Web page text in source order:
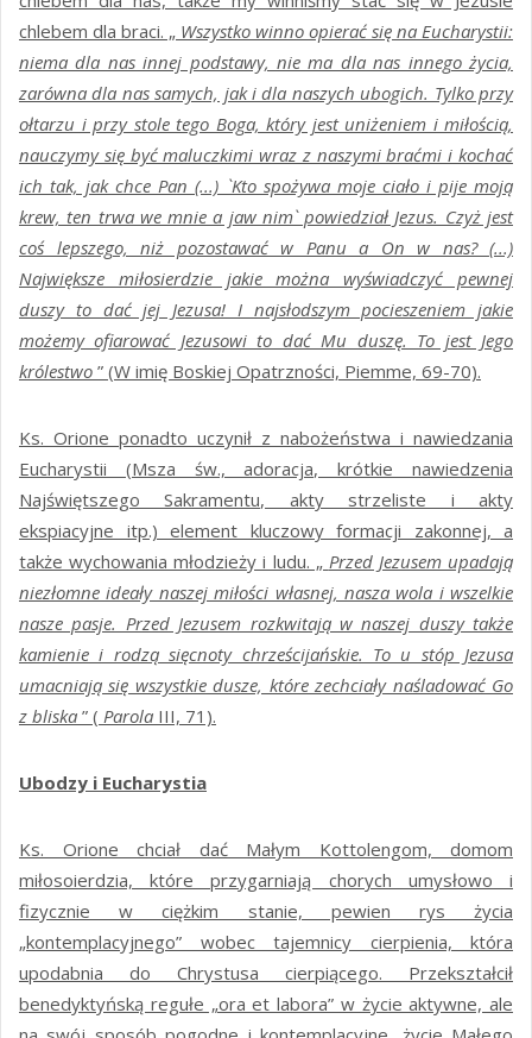
chlebem dla braci. „ Wszystko winno opierać się na Eucharystii:
niema dla nas innej podstawy, nie ma dla nas innego życia,
zarówna dla nas samych, jak i dla naszych ubogich. Tylko przy
ołtarzu i przy stole tego Boga, który jest uniżeniem i miłością,
nauczymy się być maluczkimi wraz z naszymi braćmi i kochać
ich tak, jak chce Pan (...) `Kto spożywa moje ciało i pije moją
krew, ten trwa we mnie a jaw nim` powiedział Jezus. Czyż jest
coś lepszego, niż pozostawać w Panu a On w nas? (...)
Największe miłosierdzie jakie można wyświadczyć pewnej
duszy to dać jej Jezusa! I najsłodszym pocieszeniem jakie
możemy ofiarować Jezusowi to dać Mu duszę. To jest Jego
królestwo ” (W imię Boskiej Opatrzności, Piemme, 69-70).
Ks. Orione ponadto uczynił z nabożeństwa i nawiedzania
Eucharystii (Msza św., adoracja, krótkie nawiedzenia
Najświętszego Sakramentu, akty strzeliste i akty
ekspiacyjne itp.) element kluczowy formacji zakonnej, a
także wychowania młodzieży i ludu. „ Przed Jezusem upadają
niezłomne ideały naszej miłości własnej, nasza wola i wszelkie
nasze pasje. Przed Jezusem rozkwitają w naszej duszy także
kamienie i rodzą sięcnoty chrześcijańskie. To u stóp Jezusa
umacniają się wszystkie dusze, które zechciały naśladować Go
z bliska ” ( Parola III, 71).
Ubodzy i Eucharystia
Ks. Orione chciał dać Małym Kottolengom, domom
miłosoierdzia, które przygarniają chorych umysłowo i
fizycznie w ciężkim stanie, pewien rys życia
„kontemplacyjnego” wobec tajemnicy cierpienia, która
upodabnia do Chrystusa cierpiącego. Przekształcił
benedyktyńską regułe „ora et labora” w życie aktywne, ale